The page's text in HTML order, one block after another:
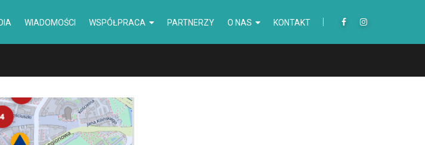
WIADOMOŚCI WSPÓŁPRACA PARTNERZY O NAS KONTAKT